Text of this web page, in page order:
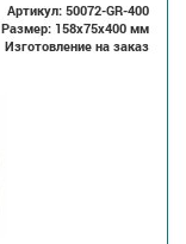
Артикул: 50072-GR-400
Размер: 158x75x400 мм
Изготовление на заказ